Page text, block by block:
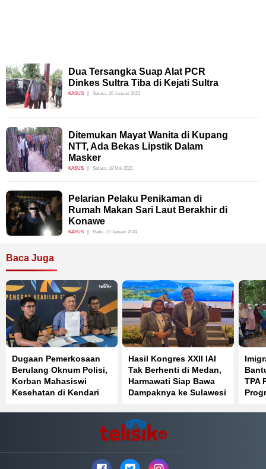
Dua Tersangka Suap Alat PCR
Dinkes Sultra Tiba di Kejati Sultra
KASUS Selasa, 26 Januari 2021
Ditemukan Mayat Wanita di Kupang
NTT, Ada Bekas Lipstik Dalam
Masker
KASUS Selasa, 18 Mei 2021
Pelarian Pelaku Penikaman di
Rumah Makan Sari Laut Berakhir di
Konawe
KASUS Rabu, 17 Januari 2024
Baca Juga
Dugaan Pemerkosaan
Berulang Oknum Polisi,
Korban Mahasiswi
Kesehatan di Kendari
Hasil Kongres XXII IAI
Tak Berhenti di Medan,
Harmawati Siap Bawa
Dampaknya ke Sulawesi
TPA